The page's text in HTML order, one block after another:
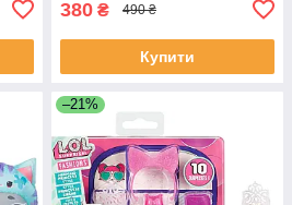
380 ₴ 490 ₴
Купити
–21%